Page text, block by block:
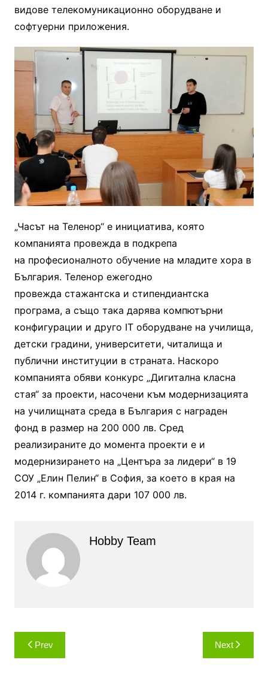
видове телекомуникационно оборудване и
софтуерни приложения.
„Часът на Теленор“ е инициатива, която
компанията провежда в подкрепа
на професионалното обучение на младите хора в
България. Теленор ежегодно
провежда стажантска и стипендиантска
програма, а също така дарява компютърни
конфигурации и друго IT оборудване на училища,
детски градини, университети, читалища и
публични институции в страната. Наскоро
компанията обяви конкурс „Дигитална класна
стая“ за проекти, насочени към модернизацията
на училищната среда в България с награден
фонд в размер на 200 000 лв. Сред
реализираните до момента проекти е и
модернизирането на „Центъра за лидери“ в 19
СОУ „Елин Пелин“ в София, за което в края на
2014 г. компанията дари 107 000 лв.
Hobby Team
Навигация
Prev Next